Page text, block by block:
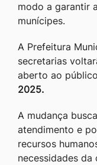
modo a garantir
munícipes.
A Prefeitura
secretarias
aberto ao
2025.
A mudança
atendimento e
recursos
necessidades da